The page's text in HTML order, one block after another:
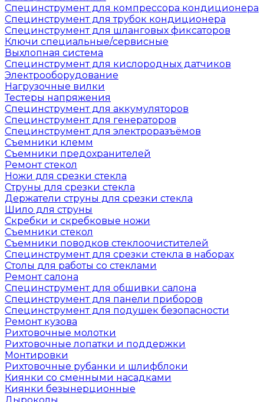
Специнструмент для компрессора кондиционера
Специнструмент для трубок кондиционера
Специнструмент для шланговых фиксаторов
Ключи специальные/сервисные
Выхлопная система
Специнструмент для кислородных датчиков
Электрооборудование
Нагрузочные вилки
Тестеры напряжения
Специнструмент для аккумуляторов
Специнструмент для генераторов
Специнструмент для электроразъёмов
Съемники клемм
Съемники предохранителей
Ремонт стекол
Ножи для срезки стекла
Струны для срезки стекла
Держатели струны для срезки стекла
Шило для струны
Скребки и скребковые ножи
Съемники стекол
Съемники поводков стеклоочистителей
Специнструмент для срезки стекла в наборах
Столы для работы со стеклами
Ремонт салона
Специнструмент для обшивки салона
Специнструмент для панели приборов
Специнструмент для подушек безопасности
Ремонт кузова
Рихтовочные молотки
Рихтовочные лопатки и поддержки
Монтировки
Рихтовочные рубанки и шлифблоки
Киянки со сменными насадками
Киянки безынерционные